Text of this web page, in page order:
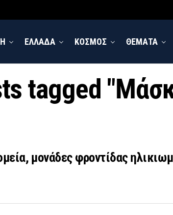
ΕΛΛΑΔΑ ΚΟΣΜΟΣ ΘΕΜΑΤΑ
tagged
μονάδες φροντίδας